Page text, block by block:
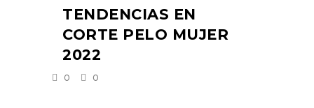
TENDENCIAS EN
CORTE PELO MUJER
2022
0 0